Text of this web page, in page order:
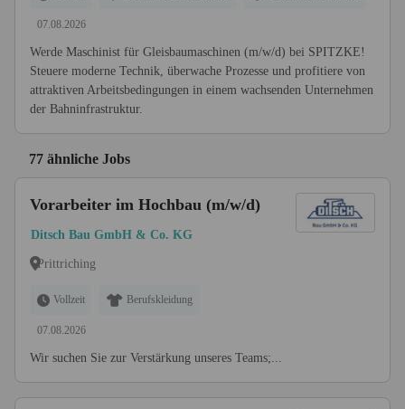
07.08.2026
Werde Maschinist für Gleisbaumaschinen (m/w/d) bei SPITZKE!
Steuere moderne Technik, überwache Prozesse und profitiere von
attraktiven Arbeitsbedingungen in einem wachsenden Unternehmen
der Bahninfrastruktur.
77 ähnliche Jobs
Vorarbeiter im Hochbau (m/w/d)
Ditsch Bau GmbH & Co. KG
Prittriching
Vollzeit Berufskleidung
07.08.2026
Wir suchen Sie zur Verstärkung unseres Teams;...